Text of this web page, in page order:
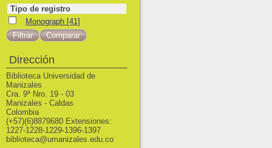
Tipo de registro
Monograph
Monograph [41]
Dirección
Biblioteca Universidad de
Manizales
Cra. 9ª Nro. 19 - 03
Manizales - Caldas
Colombia
(+57)(6)8879680 Extensiones:
1227-1228-1229-1396-1397
biblioteca@umanizales.edu.co